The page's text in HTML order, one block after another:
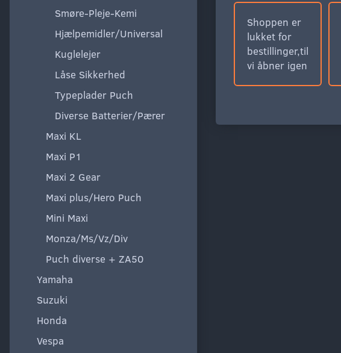
Smøre-Pleje-Kemi
Hjælpemidler/Universal
Kuglelejer
Låse Sikkerhed
Typeplader Puch
Diverse Batterier/Pærer
Maxi KL
Maxi P1
Maxi 2 Gear
Maxi plus/Hero Puch
Mini Maxi
Monza/Ms/Vz/Div
Puch diverse + ZA50
Yamaha
Suzuki
Honda
Vespa
Shoppen er
lukket for
bestillinger,til
vi åbner igen